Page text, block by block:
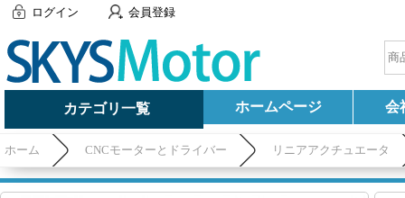
ログイン 会員登録
カテゴリ一覧 ホームページ 会
ホーム CNCモーターとドライバー リニアアクチュエータ